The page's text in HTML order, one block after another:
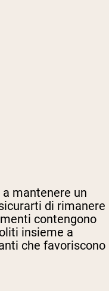
mantenere un
di rimanere
contengono
insieme a
che favoriscono